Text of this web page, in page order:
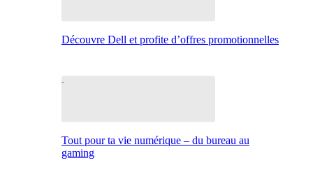
Découvre Dell et profite d’offres promotionnelles
Tout pour ta vie numérique – du bureau au
gaming